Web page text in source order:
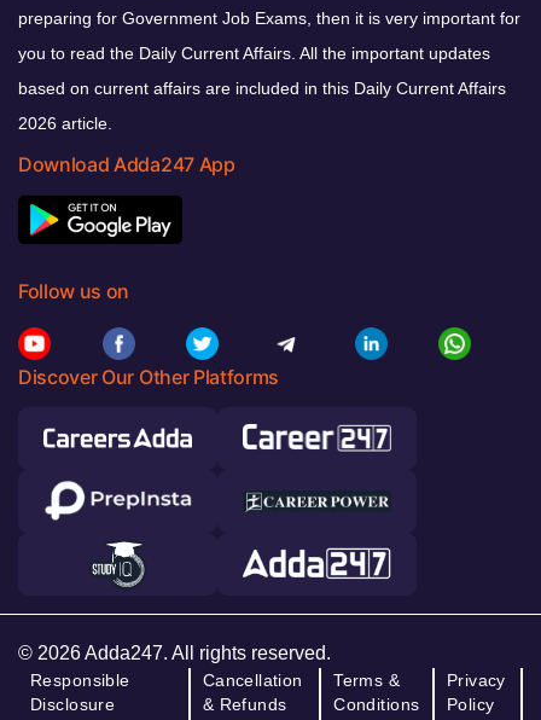
preparing for Government Job Exams, then it is very important for
you to read the Daily Current Affairs. All the important updates
based on current affairs are included in this Daily Current Affairs
2026 article.
Download Adda247 App
Follow us on
Discover Our Other Platforms
© 2026 Adda247. All rights reserved.
Responsible
Disclosure
Cancellation
& Refunds
Terms &
Conditions
Privacy
Policy